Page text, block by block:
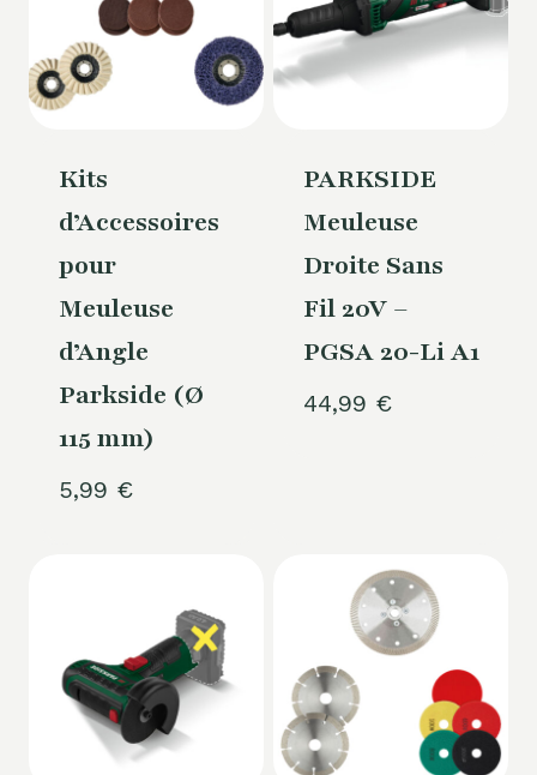
Kits
d’Accessoires
pour
Meuleuse
d’Angle
Parkside (Ø
115 mm)
5,99 €
PARKSIDE
Meuleuse
Droite Sans
Fil 20V –
PGSA 20-Li A1
44,99 €